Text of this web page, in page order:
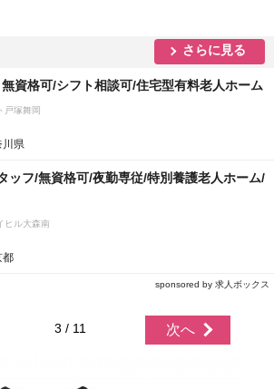
さらに見る
無資格可/シフト相談可/住宅型有料老人ホーム
戸塚舞岡
川県
ッフ/無資格可/夜勤専従/特別養護老人ホーム/
ヒル大森南
都
sponsored by 求人ボックス
3 / 11 次へ